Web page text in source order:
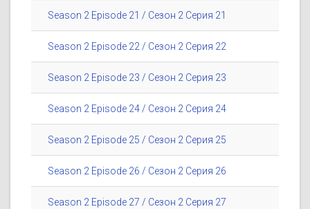
Season 2 Episode 21 / Сезон 2 Серия 21
Season 2 Episode 22 / Сезон 2 Серия 22
Season 2 Episode 23 / Сезон 2 Серия 23
Season 2 Episode 24 / Сезон 2 Серия 24
Season 2 Episode 25 / Сезон 2 Серия 25
Season 2 Episode 26 / Сезон 2 Серия 26
Season 2 Episode 27 / Сезон 2 Серия 27